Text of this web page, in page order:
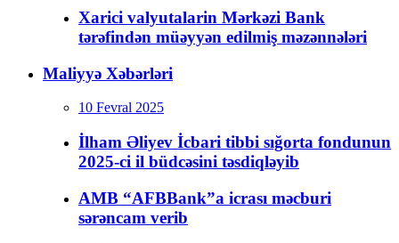
Xarici valyutalarin Mərkəzi Bank
tərəfindən müəyyən edilmiş məzənnələri
Maliyyə Xəbərləri
10 Fevral 2025
İlham Əliyev İcbari tibbi sığorta fondunun
2025-ci il büdcəsini təsdiqləyib
AMB “AFBBank”a icrası məcburi
sərəncam verib